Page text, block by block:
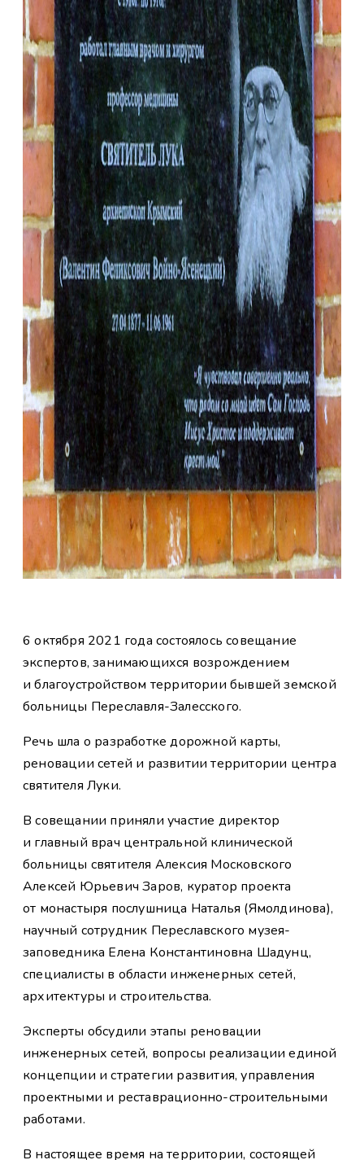
6 октября 2021 года состоялось совещание
экспертов, занимающихся возрождением
и благоустройством территории бывшей земской
больницы Переславля-Залесского.
Речь шла о разработке дорожной карты,
реновации сетей и развитии территории центра
святителя Луки.
В совещании приняли участие директор
и главный врач центральной клинической
больницы святителя Алексия Московского
Алексей Юрьевич Заров, куратор проекта
от монастыря послушница Наталья (Ямолдинова),
научный сотрудник Переславского музея-
заповедника Елена Константиновна Шадунц,
специалисты в области инженерных сетей,
архитектуры и строительства.
Эксперты обсудили этапы реновации
инженерных сетей, вопросы реализации единой
концепции и стратегии развития, управления
проектными и реставрационно-строительными
работами.
В настоящее время на территории, состоящей